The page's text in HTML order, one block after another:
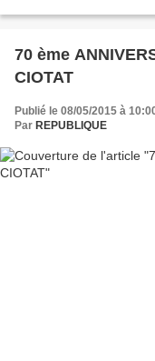
70 ème
CIOTAT
Publié le 08/05/2015 à
Par REPUBLIQUE